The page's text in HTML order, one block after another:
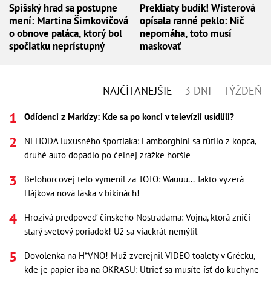
Spišský hrad sa postupne
mení: Martina Šimkovičová
o obnove paláca, ktorý bol
spočiatku neprístupný
Prekliaty budík! Wisterová
opísala ranné peklo: Nič
nepomáha, toto musí
maskovať
NAJČÍTANEJŠIE 3 DNI TÝŽDEŇ
Odídenci z Markízy: Kde sa po konci v televízii usídlili?
NEHODA luxusného športiaka: Lamborghini sa rútilo z kopca,
druhé auto dopadlo po čelnej zrážke horšie
Belohorcovej telo vymenil za TOTO: Wauuu... Takto vyzerá
Hájkova nová láska v bikinách!
Hrozivá predpoveď čínskeho Nostradama: Vojna, ktorá zničí
starý svetový poriadok! Už sa viackrát nemýlil
Dovolenka na H*VNO! Muž zverejnil VIDEO toalety v Grécku,
kde je papier iba na OKRASU: Utrieť sa musíte ísť do kuchyne